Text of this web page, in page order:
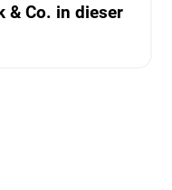
& Co. in dieser